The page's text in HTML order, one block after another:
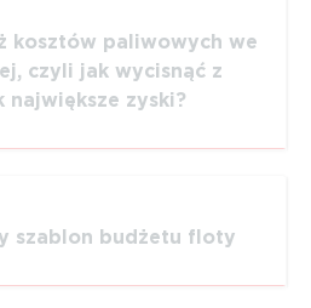
kosztów paliwowych we
czyli jak wycisnąć z
zyski?
szablon budżetu floty